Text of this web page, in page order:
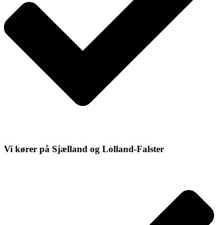
Vi kører på Sjælland og Lolland-Falster